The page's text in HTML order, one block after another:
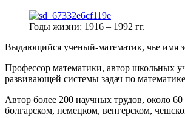
Годы жизни: 1916 – 1992 гг.
Выдающийся ученый-математик, чье имя
Профессор математики, автор школьных
развивающей системы задач по
Автор более 200 научных трудов, около
болгарском, немецком, венгерском,